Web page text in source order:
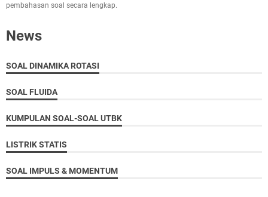
pembahasan soal secara lengkap.
News
SOAL DINAMIKA ROTASI
SOAL FLUIDA
KUMPULAN SOAL-SOAL UTBK
LISTRIK STATIS
SOAL IMPULS & MOMENTUM